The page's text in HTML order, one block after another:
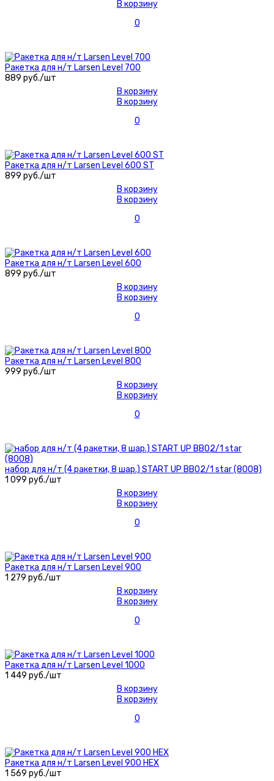
В корзину
0
Ракетка для н/т Larsen Level 700
889 руб./шт
В корзину
В корзину
0
Ракетка для н/т Larsen Level 600 ST
899 руб./шт
В корзину
В корзину
0
Ракетка для н/т Larsen Level 600
899 руб./шт
В корзину
В корзину
0
Ракетка для н/т Larsen Level 800
999 руб./шт
В корзину
В корзину
0
набор для н/т (4 ракетки, 8 шар.) START UP BB02/1 star (8008)
1 099 руб./шт
В корзину
В корзину
0
Ракетка для н/т Larsen Level 900
1 279 руб./шт
В корзину
В корзину
0
Ракетка для н/т Larsen Level 1000
1 449 руб./шт
В корзину
В корзину
0
Ракетка для н/т Larsen Level 900 HEX
1 569 руб./шт